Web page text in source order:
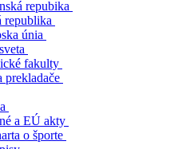
repubika
republika
únia
fakulty
prekladače
a EÚ akty
o športe